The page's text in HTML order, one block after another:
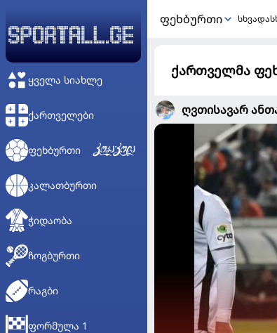
ᲧᲕᲔᲚᲐ ᲡᲘᲐᲮᲚᲔ
ᲥᲐᲠᲗᲕᲔᲚᲔᲑᲘ
ᲤᲔᲮᲑᲣᲠᲗᲘ
ᲙᲐᲚᲐᲗᲑᲣᲠᲗᲘ
ᲭᲘᲓᲐᲝᲑᲐ
ᲩᲝᲒᲑᲣᲠᲗᲘ
ᲠᲐᲒᲑᲘ
ᲤᲝᲠᲛᲣᲚᲐ 1
ᲤᲔᲮᲑᲣᲠᲗᲘ
ქართველმა
ღვთისავარ